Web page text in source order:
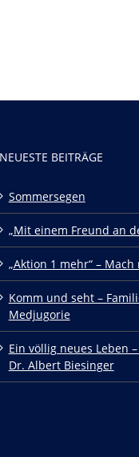
NEUESTE BEITRÄGE
Sommersegen
„Mit einem Freund an
„Aktion 1 mehr“ – Mach
Komm und seht –
Medjugorie
Ein völlig neues Leben
Dr. Albert Biesinger